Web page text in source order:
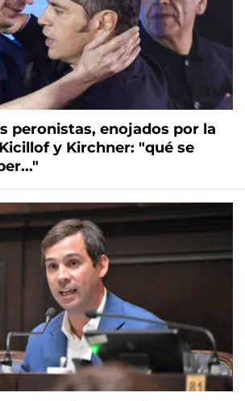
peronistas, enojados por la
y Kirchner: "qué se